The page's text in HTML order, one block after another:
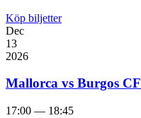
Köp biljetter
Dec
13
2026
Mallorca vs Burgos CF
17:00 — 18:45